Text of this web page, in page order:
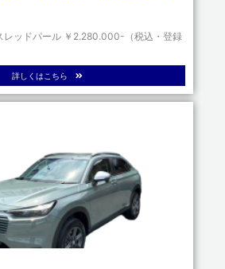
ッドパール ￥2.280.000-（税込・登録
詳しくはこちら